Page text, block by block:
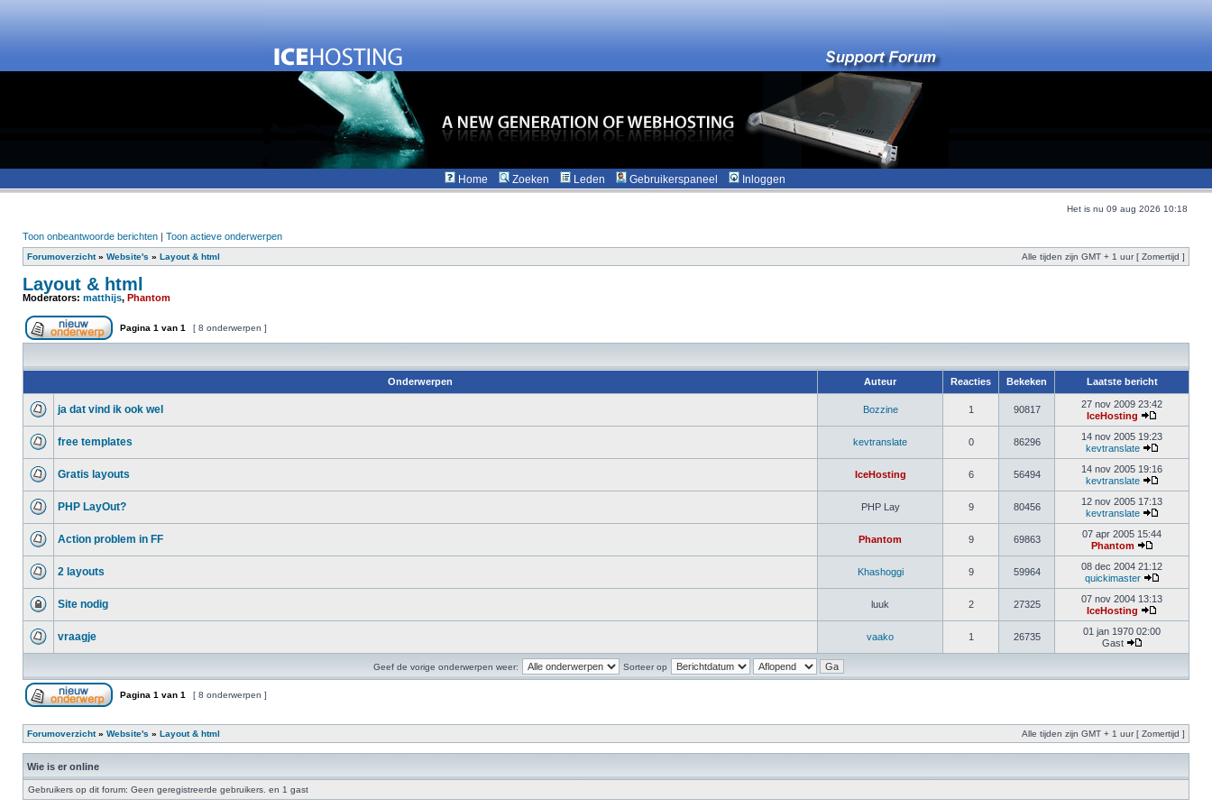
Home Zoeken Leden Gebruikerspaneel Inloggen
Het is nu 09 aug 2026 10:18
Toon onbeantwoorde berichten | Toon actieve onderwerpen
Forumoverzicht» Website's » Layout & html Alle tijden zijn GMT + 1 uur [ Zomertijd ]
Layout & html
Moderators: matthijs, Phantom
Pagina 1 van 1 [ 8 onderwerpen ]
Onderwerpen Auteur Reacties Bekeken Laatste bericht
ja dat vind ik ook wel Bozzine 1 90817
27 nov 2009 23:42
IceHosting
free templates kevtranslate 0 86296
14 nov 2005 19:23
kevtranslate
Gratis layouts IceHosting 6 56494
14 nov 2005 19:16
kevtranslate
PHP LayOut? PHP Lay 9 80456
12 nov 2005 17:13
kevtranslate
Action problem in FF Phantom 9 69863
07 apr 2005 15:44
Phantom
2 layouts Khashoggi 9 59964
08 dec 2004 21:12
quickimaster
Site nodig luuk 2 27325
07 nov 2004 13:13
IceHosting
vraagje vaako 1 26735
01 jan 1970 02:00
Gast
Geef de vorige onderwerpen weer: Sorteer op
Pagina 1 van 1 [ 8 onderwerpen ]
Forumoverzicht» Website's » Layout & html Alle tijden zijn GMT + 1 uur [ Zomertijd ]
Wie is er online
Gebruikers op dit forum: Geen geregistreerde gebruikers. en 1 gast